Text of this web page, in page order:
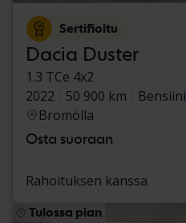
Sertifioitu
Dacia Duster
1.3 TCe 4x2
2022
50 900 km
Bensiini
Bromölla
Osta suoraan
Rahoituksen kanssa
Tulossa pian